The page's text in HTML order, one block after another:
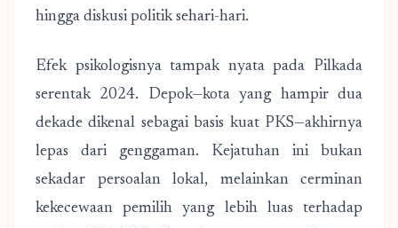
hingga diskusi politik sehari-hari.
Efek psikologisnya tampak nyata pada Pilkada
serentak 2024. Depok—kota yang hampir dua
dekade dikenal sebagai basis kuat PKS—akhirnya
lepas dari genggaman. Kejatuhan ini bukan
sekadar persoalan lokal, melainkan cerminan
kekecewaan pemilih yang lebih luas terhadap